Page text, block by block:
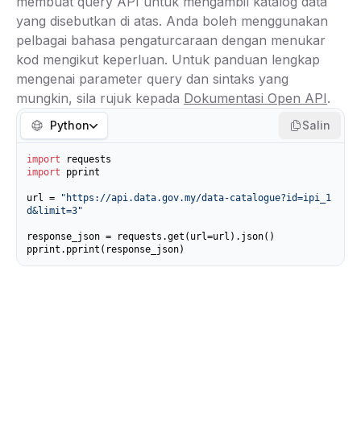
yang disebutkan di atas. Anda boleh menggunakan
pelbagai bahasa pengaturcaraan dengan menukar
kod mengikut keperluan. Untuk panduan lengkap
mengenai parameter query dan sintaks yang
mungkin, sila rujuk kepada Dokumentasi Open API.
Python Salin
import
import pprint
url =
"https://api.data.gov.my/data-catalogue?id=ipi_1
d&limit=3"
response_json = requests.get(url=url).json()
pprint.pprint(response_json)